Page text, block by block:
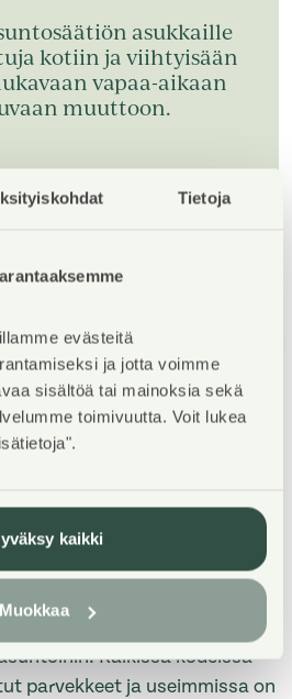
Tietoja
evästeitä
ja jotta voimme
sisältöä tai mainoksia sekä
toimivuutta. Voit lukea
kaikki
Muokkaa
asukkaille
kotiin ja viihtyisään
vapaa-aikaan
muuttoon.
asukasetuihin
1/5
kodin kaikkiin
yksiöistä aina tilaviin
Kaikissa kodeissa
parvekkeet ja useimmissa on